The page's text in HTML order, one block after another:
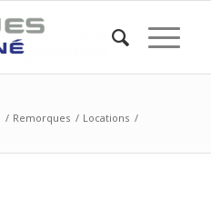
/ Remorques / Locations /